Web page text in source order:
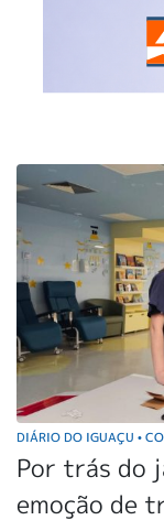
DIÁRIO DO IGUAÇU •
Por trás do
emoção de